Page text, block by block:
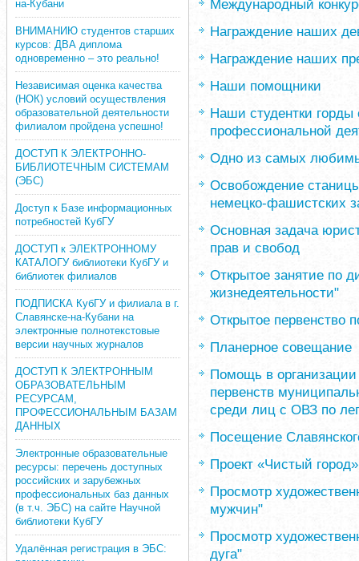
на-Кубани
ВНИМАНИЮ студентов старших
курсов: ДВА диплома
одновременно – это реально!
Независимая оценка качества
(НОК) условий осуществления
образовательной деятельности
филиалом пройдена успешно!
ДОСТУП К ЭЛЕКТРОННО-
БИБЛИОТЕЧНЫМ СИСТЕМАМ
(ЭБС)
Доступ к Базе информационных
потребностей КубГУ
ДОСТУП к ЭЛЕКТРОННОМУ
КАТАЛОГУ библиотеки КубГУ и
библиотек филиалов
ПОДПИСКА КубГУ и филиала в г.
Славянске-на-Кубани на
электронные полнотекстовые
версии научных журналов
ДОСТУП К ЭЛЕКТРОННЫМ
ОБРАЗОВАТЕЛЬНЫМ
РЕСУРСАМ,
ПРОФЕССИОНАЛЬНЫМ БАЗАМ
ДАННЫХ
Электронные образовательные
ресурсы: перечень доступных
российских и зарубежных
профессиональных баз данных
(в т.ч. ЭБС) на сайте Научной
библиотеки КубГУ
Удалённая регистрация в ЭБС:
Международный
Награждение наших
Награждение наших
Наши помощники
Наши студентки
профессиональной
Одно из самых
Освобождение
немецко-фашистских
Основная задача
прав и свобод
Открытое занятие по
жизнедеятельности"
Открытое первенство
Планерное совещание
Помощь в
первенств
среди лиц с ОВЗ по
Посещение
Проект «Чистый город»
Просмотр
мужчин"
Просмотр
дуга"